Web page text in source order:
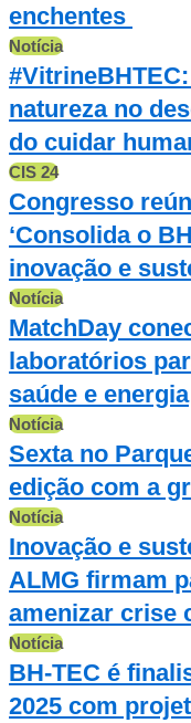
enchentes
Notícia
natureza no
do cuidar
CIS 24
Congresso
‘Consolida o
inovação e
Notícia
MatchDay
laboratórios
saúde e energia
Notícia
Sexta no
edição com a
Notícia
Inovação e
ALMG firmam
amenizar crise
Notícia
BH-TEC é
2025 com